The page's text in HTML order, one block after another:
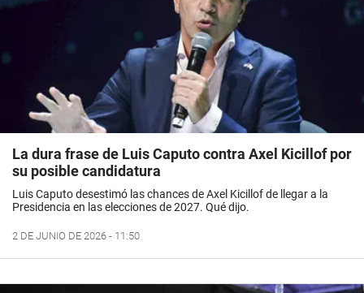
La dura frase de Luis Caputo contra Axel Kicillof por
su posible candidatura
Luis Caputo desestimó las chances de Axel Kicillof de llegar a la
Presidencia en las elecciones de 2027. Qué dijo.
2 DE JUNIO DE 2026 - 11:50